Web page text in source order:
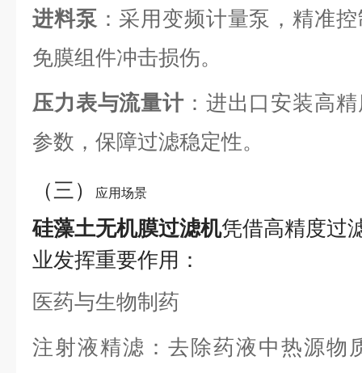
进料泵 ：采用变频计量泵，精准
免膜组件冲击损伤。
压力表与流量计：进出口安装高
参数，保障过滤稳定性。
（三）
应用场景
硅藻土无机膜过滤机凭借高精度过
业发挥重要作用：
医药与生物制药
注射液精滤：去除药液中热源物